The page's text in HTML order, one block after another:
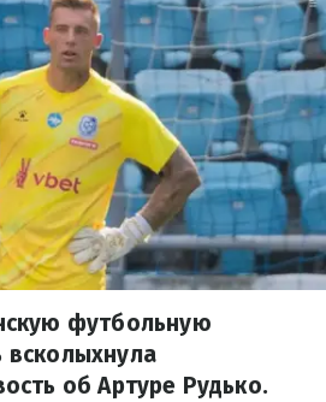
футбольную
всколыхнула
об Артуре Рудько.